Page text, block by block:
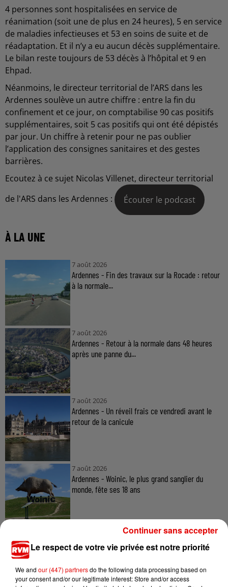
4 personnes sont hospitalisées en service de
réanimation (soit une de plus en 24 heures), 5 en service
de maladies infectieuses et 53 en soins de suite et de
réadaptation. Et il n’y a eu aucun décès supplémentaire.
Le bilan reste toujours de 53 décès à l’hôpital et 9 en
Ehpad.
Néanmoins, le directeur territorial de l’ARS dans les
Ardennes soulève un autre chiffre : entre la fin du
confinement et ce jour, on comptabilise 90 cas positifs
supplémentaires, soit 5 cas positifs qui ont été dépistés
par jour. Un chiffre à retenir pour ne pas oublier
l’application des consignes sanitaires et des gestes
barrières.
Ecoutez à ce sujet Nicolas Villenet, directeur territorial
de l'ARS dans les Ardennes :
Écouter le podcast
À LA UNE
7 août 2026
Ardennes - Fin des travaux sur la Rocade : retour
à la normale...
7 août 2026
Ardennes - Retour à la normale dans 48 heures
après une panne du...
7 août 2026
Ardennes - Un réveil frais ce vendredi avant le
retour de la canicule
7 août 2026
Ardennes - Woinic, le plus grand sanglier du
monde, fête ses 18 ans
TITRES DIFFUSÉS
Le respect de votre vie privée est notre priorité
We and our (447) partnersdo the following data processing based on
your consent and/or our legitimate interest: Store and/or access
Continuer sans accepter